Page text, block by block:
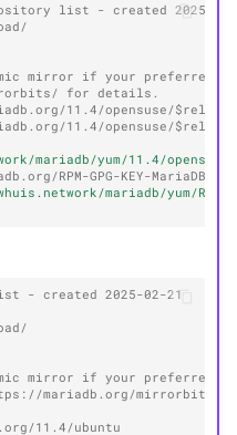
list - created 2025-12-
mirror if your preferred
for details.
11.4/opensuse/
11.4/opensuse/
mariadb/yum/11.4/
RPM-GPG-KEY-MariaDB
mariadb/yum/RPM-
- created 2025-02-21
mirror if your preferred
mariadb.org/mirrorbits/
11.4/ubuntu